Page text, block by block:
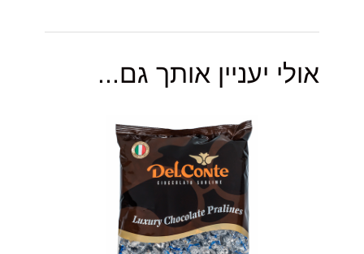
אולי יעניין אותך גם...